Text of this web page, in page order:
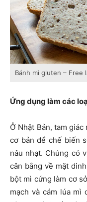
Bánh mì gluten – Free
Ứng dụng làm các
Ở Nhật Bản, tam
cơ bản để chế biến
nâu nhạt. Chúng có
cân bằng về mặt
bột mì cứng làm cơ
mạch và cám lúa